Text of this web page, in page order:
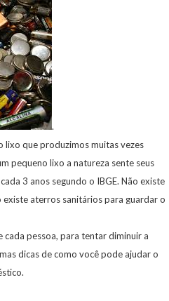
.
lixo que produzimos muitas vezes
pequeno lixo a natureza sente seus
3 anos segundo o IBGE. Não existe
aterros sanitários para guardar o
cada pessoa, para tentar diminuir a
dicas de como você pode ajudar o